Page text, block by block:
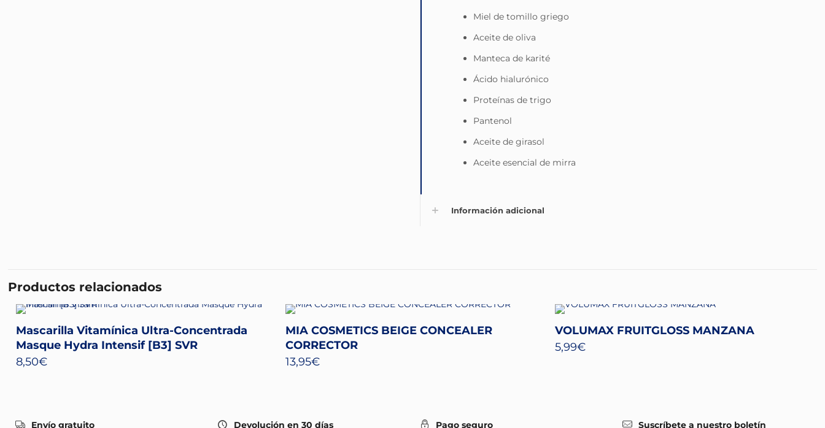
Miel de tomillo griego
Aceite de oliva
Manteca de karité
Ácido hialurónico
Proteínas de trigo
Pantenol
Aceite de girasol
Aceite esencial de mirra
Información adicional
Productos relacionados
Mascarilla Vitamínica Ultra-Concentrada
Masque Hydra Intensif [B3] SVR
8,50€
MIA COSMETICS BEIGE CONCEALER
CORRECTOR
13,95€
VOLUMAX FRUITGLOSS MANZANA
5,99€
Envío gratuito Devolución en 30 días Pago seguro Suscríbete a nuestro boletín